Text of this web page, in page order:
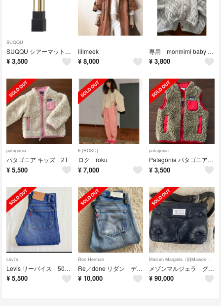
SUQQU
SUQQU シアーマット 07
¥ 3,500
lilimeek
¥ 8,000
専用 monmimi baby &ママ お揃いカーディガン
¥ 3,800
patagonia
パタゴニア キッズ 2T
¥ 5,500
6 (ROKU)
ロク roku
¥ 7,000
patagonia
Patagonia パタゴニア キッズベスト
¥ 3,500
Levi's
Levis リーバイス 501ヴィンテージ ハチマル
¥ 5,500
Ron Herman
Re／done リダン デニムパンツ/Levis
¥ 10,000
Maison Margiela（旧Maison Martin Margiela）
メゾンマルジェラ グラムスラム スモール
¥ 90,000